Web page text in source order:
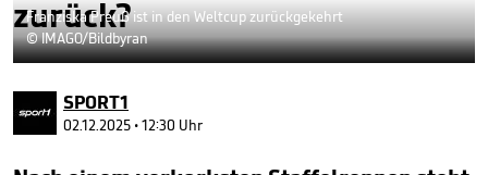
zurück?
Franziska Preuß ist in den Weltcup zurückgekehrt
© IMAGO/Bildbyran
SPORT1
02.12.2025 • 12:30 Uhr